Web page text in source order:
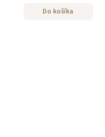
Do košíka